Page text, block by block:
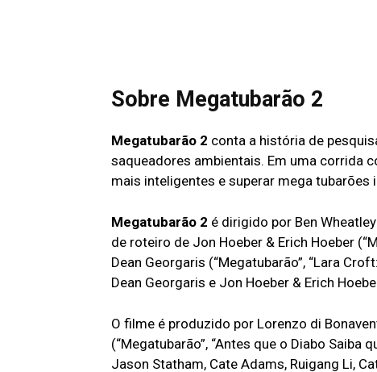
Sobre Megatubarão 2
Megatubarão 2 conta a história de
saqueadores ambientais. Em uma corrida
mais inteligentes e superar mega tubarões
Megatubarão 2 é dirigido por Ben
de roteiro de Jon Hoeber & Erich Hoeber
Dean Georgaris (“Megatubarão”, “Lara
Dean Georgaris e Jon Hoeber & Erich
O filme é produzido por Lorenzo di
(“Megatubarão”, “Antes que o Diabo Saiba
Jason Statham, Cate Adams, Ruigang Li,